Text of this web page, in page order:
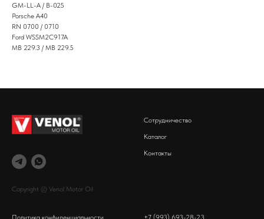
GM-LL-A / B-025
Porsche A40
RN 0700 / 0710
Ford WSSM2C917A
MB 229.3 / MB 229.5
Copyright © Venol Motor Oil
Сотрудничество
Каталог
Контакты